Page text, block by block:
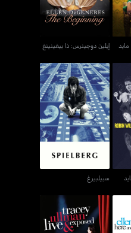
إيلين دوجينرس: ذا بيغينينغ
سبيلبيرغ
سبيلبيرغ